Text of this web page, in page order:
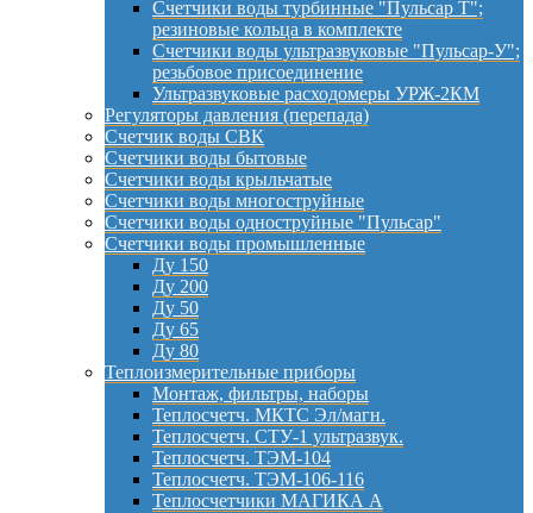
Счетчики воды турбинные "Пульсар Т";
резиновые кольца в комплекте
Счетчики воды ультразвуковые "Пульсар-У";
резьбовое присоединение
Ультразвуковые расходомеры УРЖ-2КМ
Регуляторы давления (перепада)
Счетчик воды СВК
Счетчики воды бытовые
Счетчики воды крыльчатые
Счетчики воды многоструйные
Счетчики воды одноструйные "Пульсар"
Счетчики воды промышленные
Ду 150
Ду 200
Ду 50
Ду 65
Ду 80
Теплоизмерительные приборы
Монтаж, фильтры, наборы
Теплосчетч. МКТС Эл/магн.
Теплосчетч. СТУ-1 ультразвук.
Теплосчетч. ТЭМ-104
Теплосчетч. ТЭМ-106-116
Теплосчетчики МАГИКА А